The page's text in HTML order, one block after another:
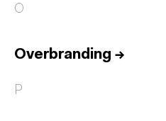
O
Overbranding →
P